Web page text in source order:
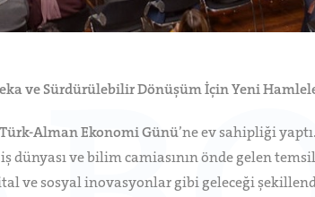
ve Sürdürülebilir Dönüşüm İçin Yeni
Alman Ekonomi Günü’ne ev sahipliği
dünyası ve bilim camiasının önde gelen
ve sosyal inovasyonlar gibi geleceği